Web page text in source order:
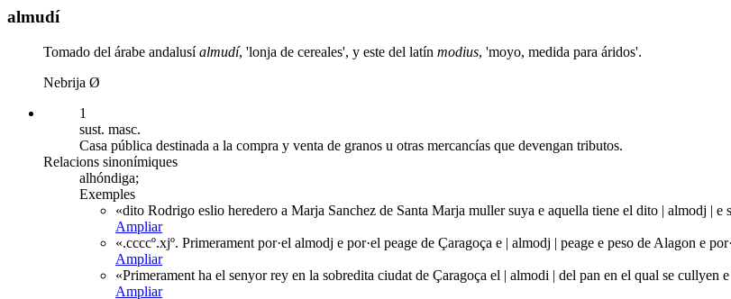
almudí
Tomado del árabe andalusíalmudí, 'lonja de cereales', y este del latín modius, 'moyo, medida para áridos'.
Nebrija Ø
1
sust. masc.
Casa pública destinada a la compra y venta de granos u otras mercancías que devengan tributos.
Relacions sinonímiques
alhóndiga;
Exemples
«dito Rodrigo eslio heredero a Marja Sanchez de Santa Marja muller suya e aquella tiene el dito | almodj |
Ampliar
«.ccccº.xjº. Primerament por·el almodj e por·el peage de Çaragoça e | almodj | peage e peso de Alagon e
Ampliar
«Primerament ha el senyor rey en la sobredita ciudat de Çaragoça el | almodi | del pan en el qual se
Ampliar